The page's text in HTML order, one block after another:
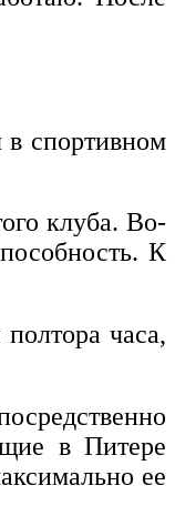
в спортивном
клуба. Во-
К
часа,
в Питере
ее